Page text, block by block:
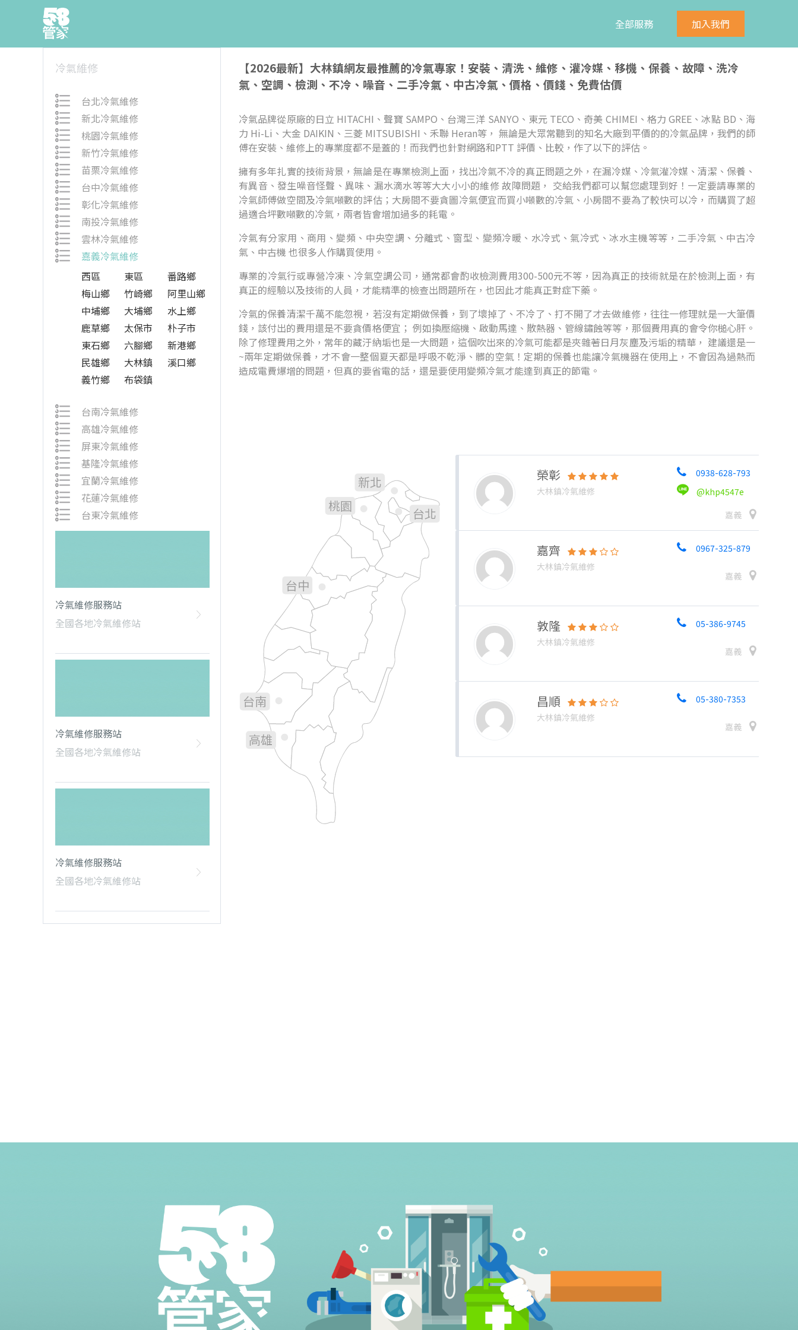
全部服務 加入我們
冷氣維修
台北冷氣維修
新北冷氣維修
桃園冷氣維修
新竹冷氣維修
苗栗冷氣維修
台中冷氣維修
彰化冷氣維修
南投冷氣維修
雲林冷氣維修
嘉義冷氣維修
西區
東區
番路鄉
梅山鄉
竹崎鄉
阿里山鄉
中埔鄉
大埔鄉
水上鄉
鹿草鄉
太保市
朴子市
東石鄉
六腳鄉
新港鄉
民雄鄉
大林鎮
溪口鄉
義竹鄉
布袋鎮
台南冷氣維修
高雄冷氣維修
屏東冷氣維修
基隆冷氣維修
宜蘭冷氣維修
花蓮冷氣維修
台東冷氣維修
冷氣維修服務站
全國各地冷氣維修站
冷氣維修服務站
全國各地冷氣維修站
冷氣維修服務站
全國各地冷氣維修站
【2026最新】大林鎮網友最推薦的冷氣專家！安裝、清洗、維修、灌冷媒、移機、保養、故障、洗冷
氣、空調、檢測、不冷、噪音、二手冷氣、中古冷氣、價格、價錢、免費估價
冷氣品牌從原廠的日立 HITACHI、聲寶 SAMPO、台灣三洋 SANYO、東元 TECO、奇美 CHIMEI、格力 GREE、冰點 BD、海
力 Hi-Li、大金 DAIKIN、三菱 MITSUBISHI、禾聯 Heran等， 無論是大眾常聽到的知名大廠到平價的的冷氣品牌，我們的師
傅在安裝、維修上的專業度都不是蓋的！而我們也針對網路和PTT 評價、比較，作了以下的評估。
擁有多年扎實的技術背景，無論是在專業檢測上面，找出冷氣不冷的真正問題之外，在漏冷媒、冷氣灌冷媒、清潔、保養、
有異音、發生噪音怪聲、異味、漏水滴水等等大大小小的維修 故障問題， 交給我們都可以幫您處理到好！一定要請專業的
冷氣師傅做空間及冷氣噸數的評估；大房間不要貪圖冷氣便宜而買小噸數的冷氣、小房間不要為了較快可以冷，而購買了超
過適合坪數噸數的冷氣，兩者皆會增加過多的耗電。
冷氣有分家用、商用、變頻、中央空調、分離式、窗型、變頻冷暖、水冷式、氣冷式、冰水主機等等，二手冷氣、中古冷
氣、中古機 也很多人作購買使用。
專業的冷氣行或專營冷凍、冷氣空調公司，通常都會酌收檢測費用300-500元不等，因為真正的技術就是在於檢測上面，有
真正的經驗以及技術的人員，才能精準的檢查出問題所在，也因此才能真正對症下藥。
冷氣的保養清潔千萬不能忽視，若沒有定期做保養，到了壞掉了、不冷了、打不開了才去做維修，往往一修理就是一大筆價
錢，該付出的費用還是不要貪價格便宜； 例如換壓縮機、啟動馬達、散熱器、管線鏽蝕等等，那個費用真的會令你槌心肝。
除了修理費用之外，常年的藏汙納垢也是一大問題，這個吹出來的冷氣可能都是夾雜著日月灰塵及污垢的精華， 建議還是一
~兩年定期做保養，才不會一整個夏天都是呼吸不乾淨、髒的空氣！定期的保養也能讓冷氣機器在使用上，不會因為過熱而
造成電費爆增的問題，但真的要省電的話，還是要使用變頻冷氣才能達到真正的節電。
台北
新北
桃園
台中
台南
高雄
苗栗
彰化
雲林
嘉義
屏東
花蓮
宜蘭
台東
榮彰
大林鎮冷氣維修
0938-628-793
@khp4547e
嘉義
嘉齊
大林鎮冷氣維修
0967-325-879
嘉義
敦隆
大林鎮冷氣維修
05-386-9745
嘉義
昌順
大林鎮冷氣維修
05-380-7353
嘉義